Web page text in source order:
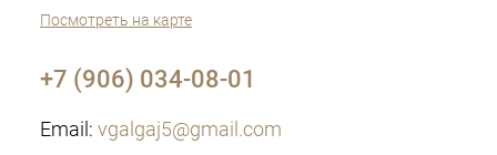
Посмотреть на карте
+7 (906) 034-08-01
Email: vgalgaj5@gmail.com